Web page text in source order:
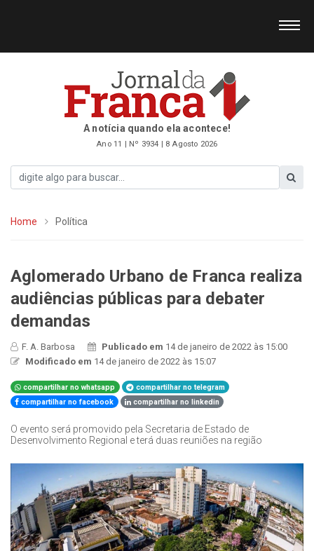
A notícia quando ela acontece!
Ano 11 | Nº 3934 | 8 Agosto 2026
Home Política
Aglomerado Urbano de Franca realiza
audiências públicas para debater
demandas
F. A. Barbosa Publicado em 14 de janeiro de 2022 às 15:00
Modificado em 14 de janeiro de 2022 às 15:07
compartilhar no whatsapp
compartilhar no telegram
compartilhar no facebook
compartilhar no linkedin
O evento será promovido pela Secretaria de Estado de
Desenvolvimento Regional e terá duas reuniões na região